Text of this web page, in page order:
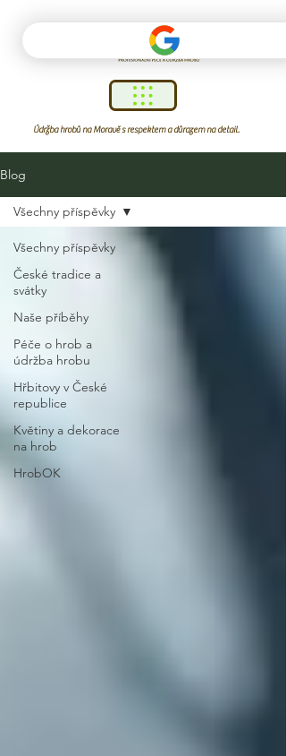
Údržba hrobů na Moravě s respektem a důrazem na detail.
Blog
Všechny příspěvky
České tradice a
svátky
Naše příběhy
Péče o hrob a
údržba hrobu
Hřbitovy v České
republice
Květiny a dekorace
na hrob
HrobOK
Všechny příspěvky